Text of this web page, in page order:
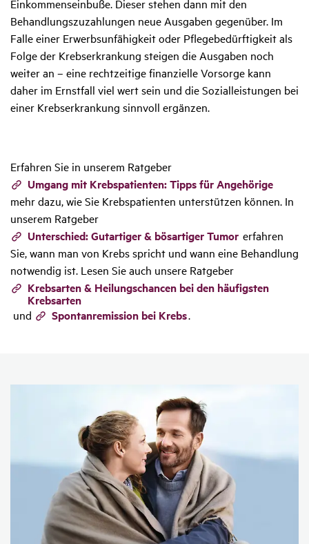
Einkommenseinbuße. Dieser stehen dann mit den
Behandlungszuzahlungen neue Ausgaben gegenüber. Im
Falle einer Erwerbsunfähigkeit oder Pflegebedürftigkeit als
Folge der Krebserkrankung steigen die Ausgaben noch
weiter an – eine rechtzeitige finanzielle Vorsorge kann
daher im Ernstfall viel wert sein und die Sozialleistungen bei
einer Krebserkrankung sinnvoll ergänzen.
Erfahren Sie in unserem Ratgeber
Umgang mit Krebspatienten: Tipps für Angehörige
mehr dazu, wie Sie Krebspatienten unterstützen können. In
unserem Ratgeber
Unterschied: Gutartiger & bösartiger Tumor erfahren
Sie, wann man von Krebs spricht und wann eine Behandlung
notwendig ist. Lesen Sie auch unsere Ratgeber
Krebsarten & Heilungschancen bei den häufigsten
Krebsarten
und Spontanremission bei Krebs.